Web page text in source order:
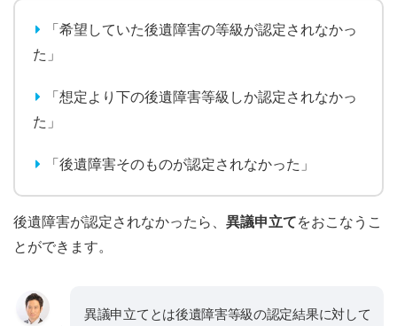
「希望していた後遺障害の等級が認定されなかっ
た」
「想定より下の後遺障害等級しか認定されなかっ
た」
「後遺障害そのものが認定されなかった」
後遺障害が認定されなかったら、 異議申立てをおこなうこ
とができます。
異議申立てとは後遺障害等級の認定結果に対して